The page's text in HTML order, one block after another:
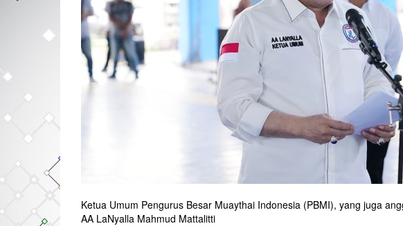
Ketua Umum Pengurus Besar Muaythai Indonesia (PBMI), yang juga
AA LaNyalla Mahmud Mattalitti